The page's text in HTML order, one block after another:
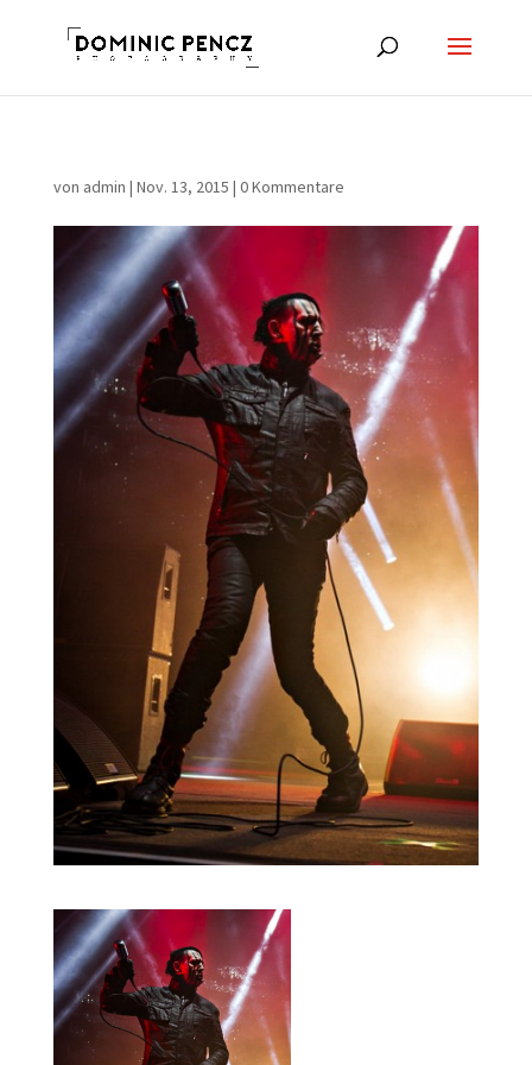
von admin | Nov. 13, 2015 | 0 Kommentare